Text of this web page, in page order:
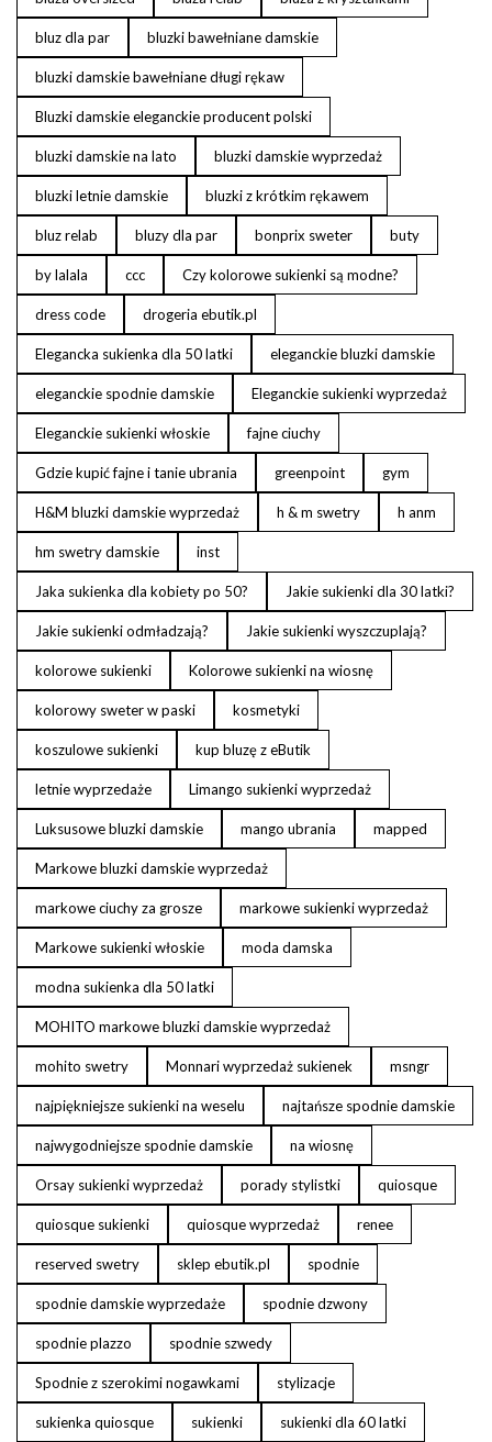
bluz dla par bluzki bawełniane damskie
bluzki damskie bawełniane długi rękaw
Bluzki damskie eleganckie producent polski
bluzki damskie na lato bluzki damskie wyprzedaż
bluzki letnie damskie bluzki z krótkim rękawem
bluz relab bluzy dla par bonprix sweter buty
by lalala ccc Czy kolorowe sukienki są modne?
dress code drogeria ebutik.pl
Elegancka sukienka dla 50 latki eleganckie bluzki damskie
eleganckie spodnie damskie Eleganckie sukienki wyprzedaż
Eleganckie sukienki włoskie fajne ciuchy
Gdzie kupić fajne i tanie ubrania greenpoint gym
H&M bluzki damskie wyprzedaż h & m swetry h anm
hm swetry damskie inst
Jaka sukienka dla kobiety po 50? Jakie sukienki dla 30 latki?
Jakie sukienki odmładzają? Jakie sukienki wyszczuplają?
kolorowe sukienki Kolorowe sukienki na wiosnę
kolorowy sweter w paski kosmetyki
koszulowe sukienki kup bluzę z eButik
letnie wyprzedaże Limango sukienki wyprzedaż
Luksusowe bluzki damskie mango ubrania mapped
Markowe bluzki damskie wyprzedaż
markowe ciuchy za grosze markowe sukienki wyprzedaż
Markowe sukienki włoskie moda damska
modna sukienka dla 50 latki
MOHITO markowe bluzki damskie wyprzedaż
mohito swetry Monnari wyprzedaż sukienek msngr
najpiękniejsze sukienki na weselu najtańsze spodnie damskie
najwygodniejsze spodnie damskie na wiosnę
Orsay sukienki wyprzedaż porady stylistki quiosque
quiosque sukienki quiosque wyprzedaż renee
reserved swetry sklep ebutik.pl spodnie
spodnie damskie wyprzedaże spodnie dzwony
spodnie plazzo spodnie szwedy
Spodnie z szerokimi nogawkami stylizacje
sukienka quiosque sukienki sukienki dla 60 latki